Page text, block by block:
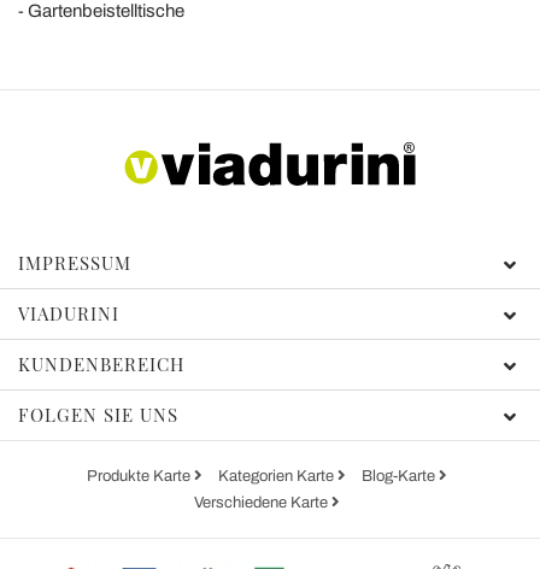
Gartenbeistelltische
IMPRESSUM
VIADURINI
KUNDENBEREICH
FOLGEN SIE UNS
Produkte Karte Kategorien Karte
Blog-Karte
Verschiedene Karte